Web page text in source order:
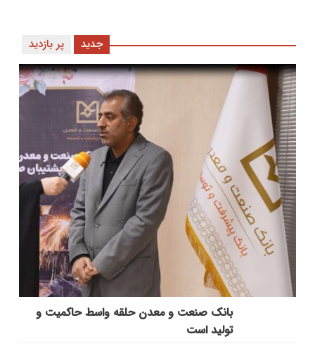
پر بازدید جدید
بانك صنعت و معدن حلقه واسط حاكمیت و
تولید است